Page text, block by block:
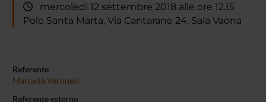
mercoledì 12 settembre 2018 alle ore 12.15
Polo Santa Marta, Via Cantarane 24, Sala Vaona
Referente
Marcella Veronesi
Referente esterno